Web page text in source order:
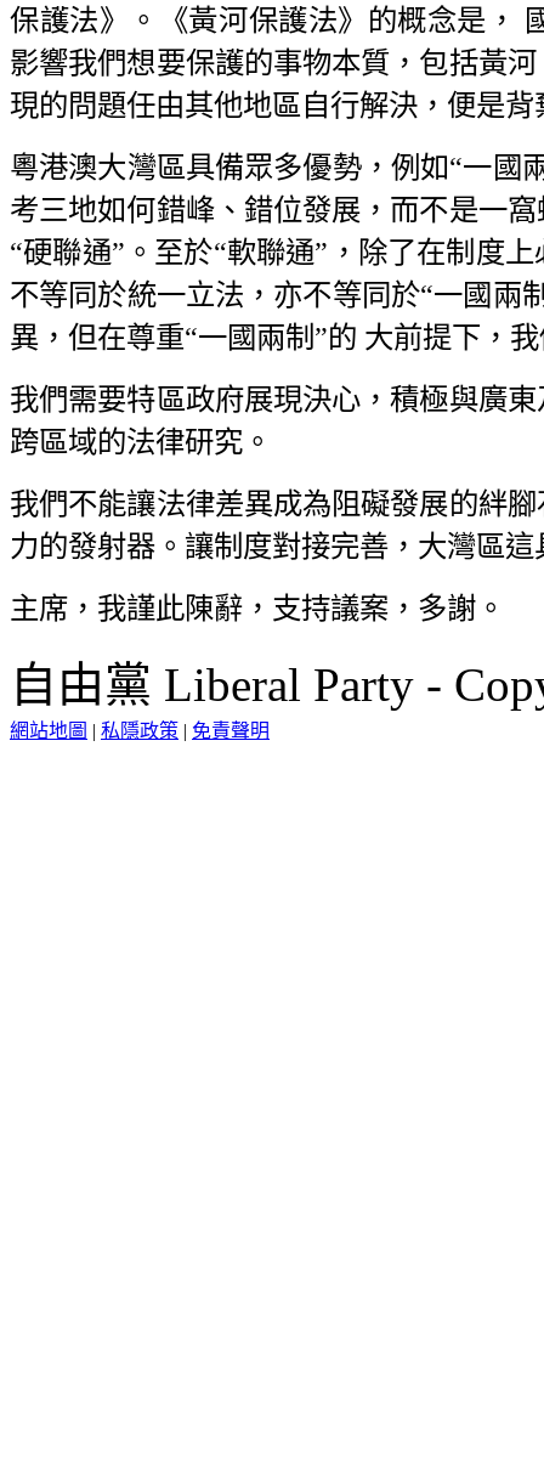
保護法》。《黃河保護法》的概念是，
影響我們想要保護的事物本質，包括黃
現的問題任由其他地區自行解決，便是
粵港澳大灣區具備眾多優勢，例如“一國
考三地如何錯峰、錯位發展，而不是一
“硬聯通”。至於“軟聯通”，除了在制度
不等同於統一立法，亦不等同於“一國兩
異，但在尊重“一國兩制”的 大前提下，
我們需要特區政府展現決心，積極與廣
跨區域的法律研究。
我們不能讓法律差異成為阻礙發展的絆
力的發射器。讓制度對接完善，大灣區
主席，我謹此陳辭，支持議案，多謝。
自由黨 Liberal Party -
網站地圖 | 私隱政策 | 免責聲明